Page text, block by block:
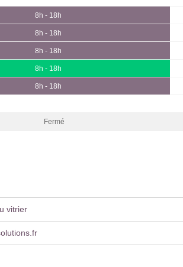
8h - 18h
8h - 18h
8h - 18h
8h - 18h
8h - 18h
Fermé
vitrier